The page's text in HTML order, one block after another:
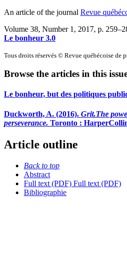
An article of the journal Revue
Volume 38, Number 1, 2017, p.
Le bonheur 3.0
Tous droits réservés © Revue québécoise de
Browse the articles in this
Le bonheur, but des politiques
Duckworth, A. (2016). Grit.The
perseverance. Toronto :
Article outline
Back to top
Abstract
Full text (PDF) Full text (PDF)
Bibliographie